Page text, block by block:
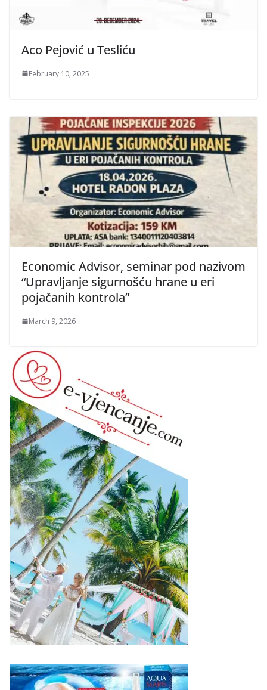
Aco Pejović u Tesliću
February 10, 2025
Economic Advisor, seminar pod nazivom
“Upravljanje sigurnošću hrane u eri
pojačanih kontrola”
March 9, 2026